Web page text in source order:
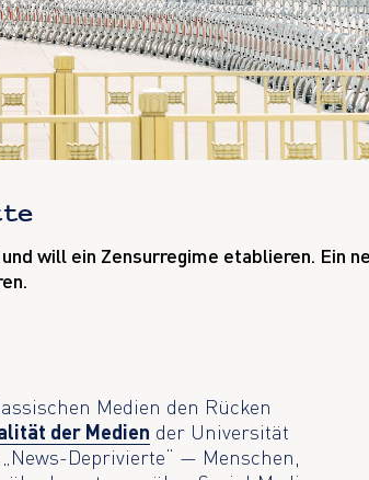
will ein Zensurregime etablieren. Ein
Medien den Rücken
der Medien der Universität
Deprivierte“ — Menschen,